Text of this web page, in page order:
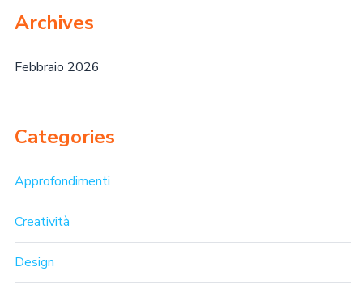
Archives
Febbraio 2026
Categories
Approfondimenti
Creatività
Design